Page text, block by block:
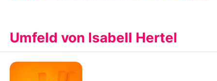
Umfeld von Isabell Hertel